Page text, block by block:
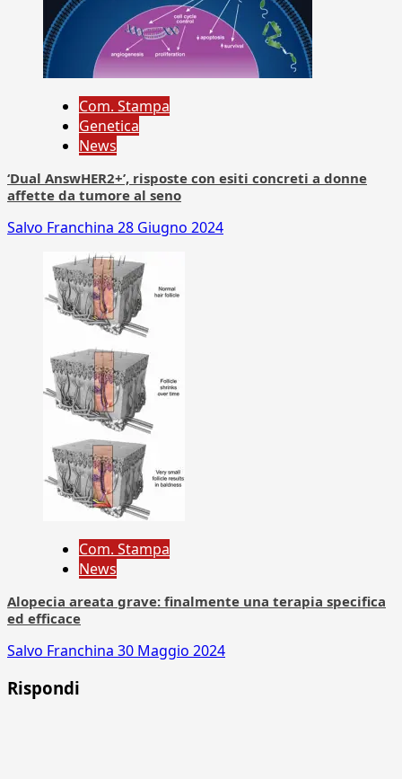
Com. Stampa
Genetica
News
‘Dual AnswHER2+’, risposte con esiti concreti a donne
affette da tumore al seno
Salvo Franchina 28 Giugno 2024
Com. Stampa
News
Alopecia areata grave: finalmente una terapia specifica
ed efficace
Salvo Franchina 30 Maggio 2024
Rispondi